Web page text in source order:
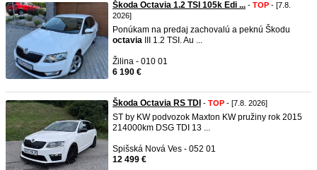
Škoda Octavia 1.2 TSI 105k Edi ... - TOP - [7.8.
2026]
Ponúkam na predaj zachovalú a peknú Škodu
octavia III 1.2 TSI. Au ...
Žilina - 010 01
6 190 €
Škoda Octavia RS TDI - TOP - [7.8. 2026]
ST by KW podvozok Maxton KW pružiny rok 2015
214000km DSG TDI 13 ...
Spišská Nová Ves - 052 01
12 499 €